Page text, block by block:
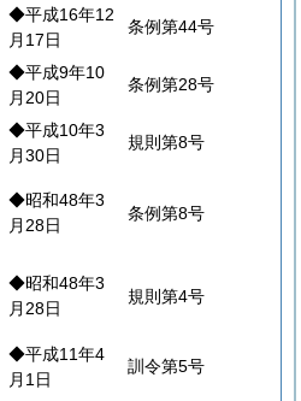
◆平成16年12
月17日
条例第44号
◆平成9年10
月20日
条例第28号
◆平成10年3
月30日
規則第8号
◆昭和48年3
月28日
条例第8号
◆昭和48年3
月28日
規則第4号
◆平成11年4
月1日
訓令第5号